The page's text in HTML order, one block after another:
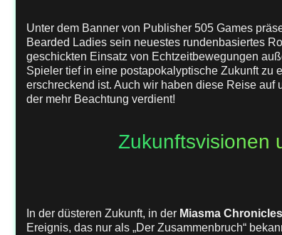
Unter dem Banner von Publisher 505 Games
Bearded Ladies sein neuestes rundenbasiertes
geschickten Einsatz von Echtzeitbewegungen
Spieler tief in eine postapokalyptische Zukunft zu
erschreckend ist. Auch wir haben diese Reise auf
der mehr Beachtung verdient!
Zukunftsvisionen
In der düsteren Zukunft, in der Miasma Chronicles
Ereignis, das nur als „Der Zusammenbruch“